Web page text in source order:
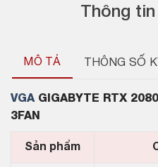
Thông
MÔ TẢ THÔNG SỐ
VGA GIGABYTE RTX
3FAN
Sản phẩm